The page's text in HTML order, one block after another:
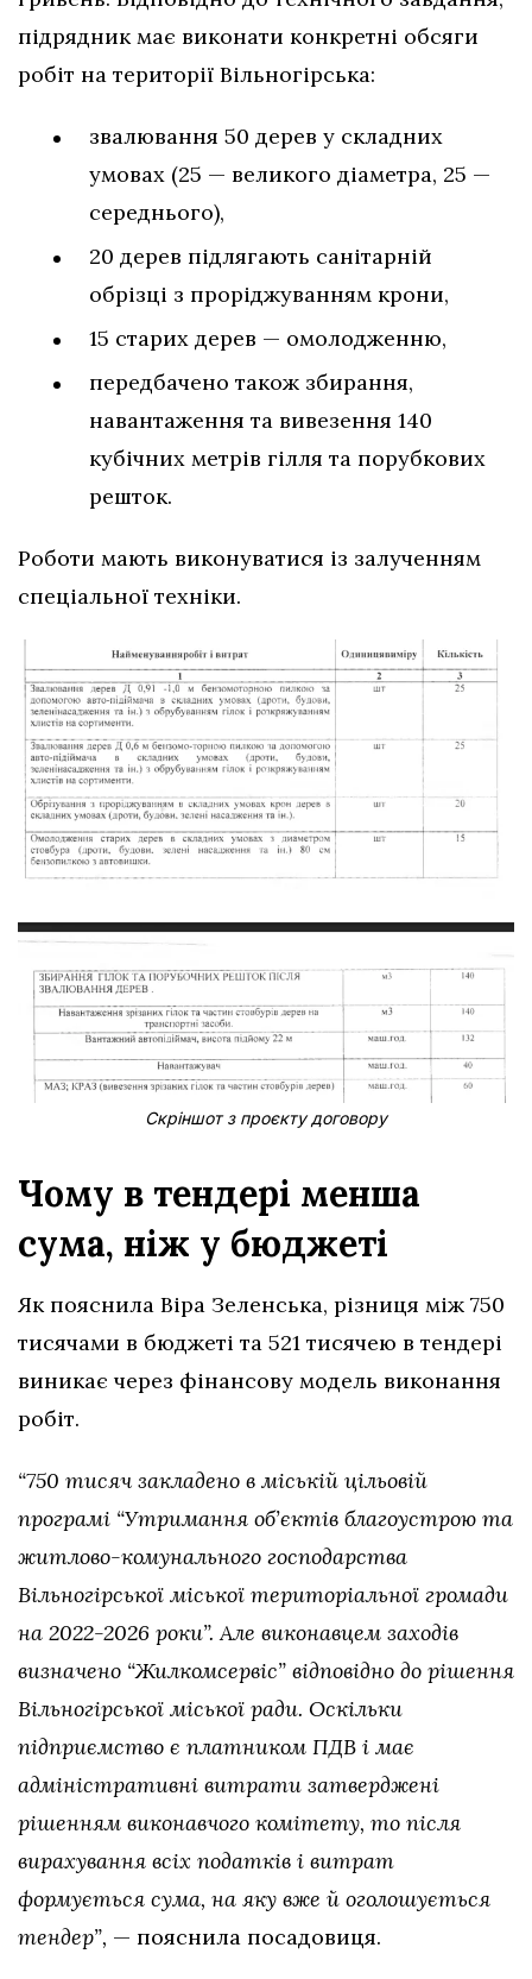
підрядник має виконати конкретні обсяги
робіт на території Вільногірська:
звалювання 50 дерев у складних
умовах (25 — великого діаметра, 25 —
середнього),
20 дерев підлягають санітарній
обрізці з проріджуванням крони,
15 старих дерев — омолодженню,
передбачено також збирання,
навантаження та вивезення 140
кубічних метрів гілля та порубкових
решток.
Роботи мають виконуватися із залученням
спеціальної техніки.
Скріншот з проєкту договору
Чому в тендері менша
сума, ніж у бюджеті
Як пояснила Віра Зеленська, різниця між 750
тисячами в бюджеті та 521 тисячею в тендері
виникає через фінансову модель виконання
робіт.
“750 тисяч закладено в міській цільовій
програмі “Утримання об’єктів благоустрою та
житлово-комунального господарства
Вільногірської міської територіальної громади
на 2022-2026 роки”. Але виконавцем заходів
визначено “Жилкомсервіс” відповідно до рішення
Вільногірської міської ради. Оскільки
підприємство є платником ПДВ і має
адміністративні витрати затверджені
рішенням виконавчого комітету, то після
вирахування всіх податків і витрат
формується сума, на яку вже й оголошується
тендер”, — пояснила посадовиця.